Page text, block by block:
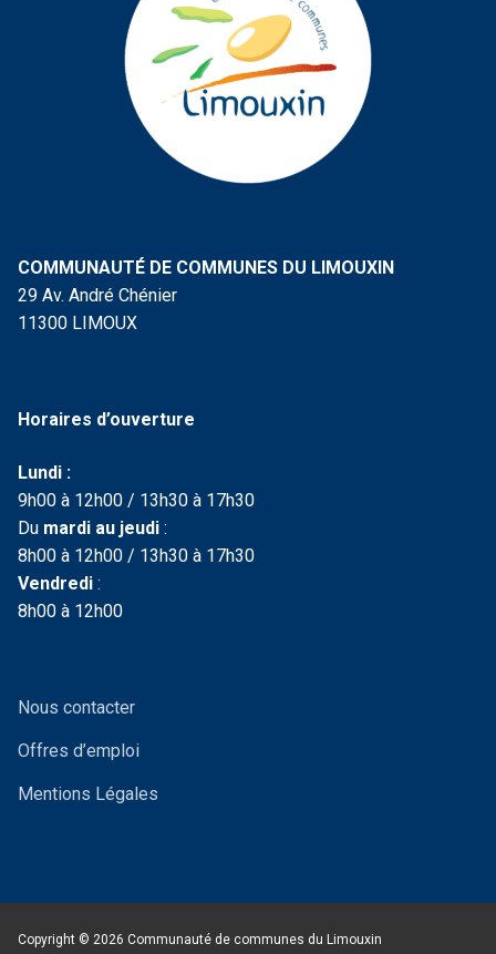
COMMUNAUTÉ DE COMMUNES DU LIMOUXIN
29 Av. André Chénier
11300 LIMOUX
Horaires d’ouverture
Lundi :
9h00 à 12h00 / 13h30 à 17h30
Du mardi au jeudi :
8h00 à 12h00 / 13h30 à 17h30
Vendredi :
8h00 à 12h00
Nous contacter
Offres d’emploi
Mentions Légales
Copyright © 2026 Communauté de communes du Limouxin